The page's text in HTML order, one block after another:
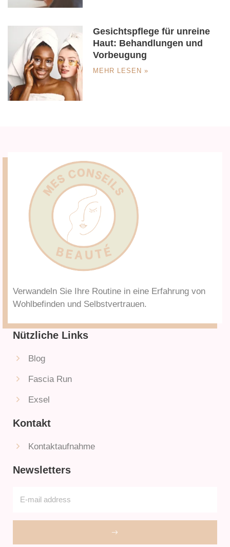
Gesichtspflege für unreine
Haut: Behandlungen und
Vorbeugung
MEHR LESEN »
Verwandeln Sie Ihre Routine in eine Erfahrung von
Wohlbefinden und Selbstvertrauen.
Nützliche Links
Blog
Fascia Run
Exsel
Kontakt
Kontaktaufnahme
Newsletters